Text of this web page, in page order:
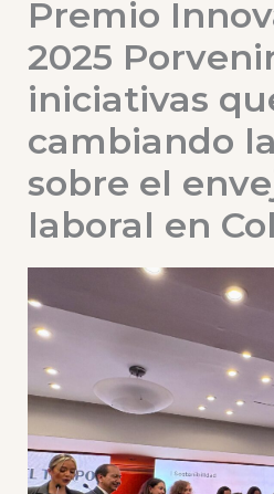
Premio
2025
iniciativas
cambiando
sobre el
laboral en